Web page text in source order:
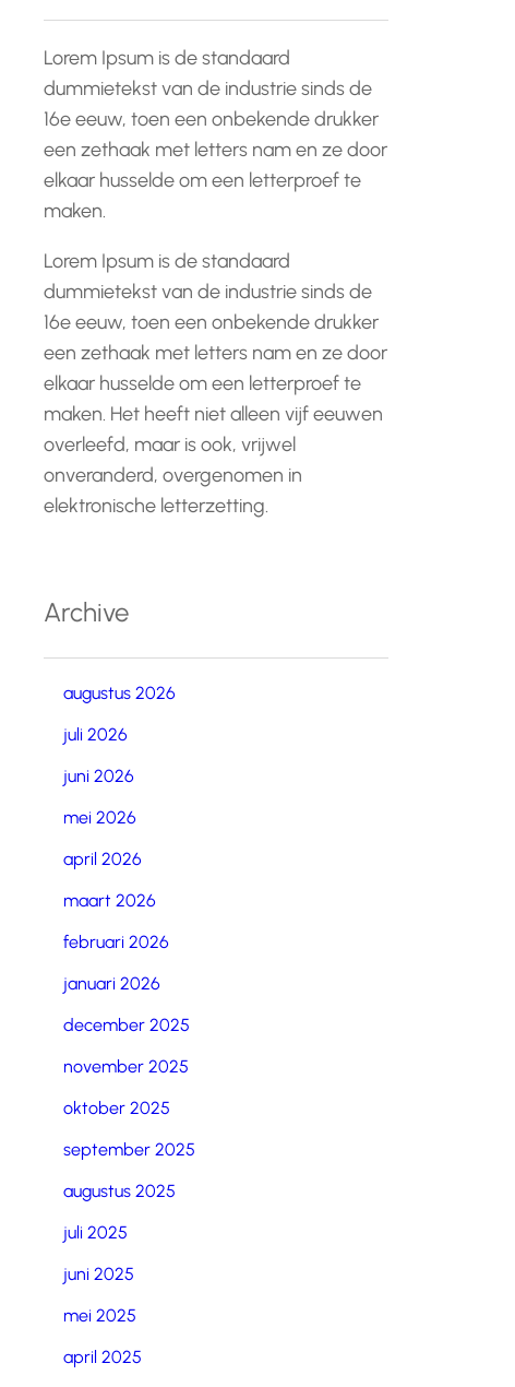
Lorem Ipsum is de standaard
dummietekst van de industrie sinds de
16e eeuw, toen een onbekende drukker
een zethaak met letters nam en ze door
elkaar husselde om een letterproef te
maken.
Lorem Ipsum is de standaard
dummietekst van de industrie sinds de
16e eeuw, toen een onbekende drukker
een zethaak met letters nam en ze door
elkaar husselde om een letterproef te
maken. Het heeft niet alleen vijf eeuwen
overleefd, maar is ook, vrijwel
onveranderd, overgenomen in
elektronische letterzetting.
Archive
augustus 2026
juli 2026
juni 2026
mei 2026
april 2026
maart 2026
februari 2026
januari 2026
december 2025
november 2025
oktober 2025
september 2025
augustus 2025
juli 2025
juni 2025
mei 2025
april 2025